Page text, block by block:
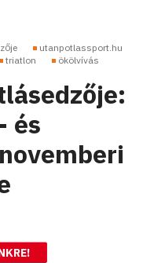
utanpotlassport.hu
triatlon ökölvívás
és